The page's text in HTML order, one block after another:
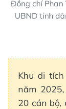
Đồng chí Phan
UBND tỉnh
Khu di
năm
20 cán bộ,